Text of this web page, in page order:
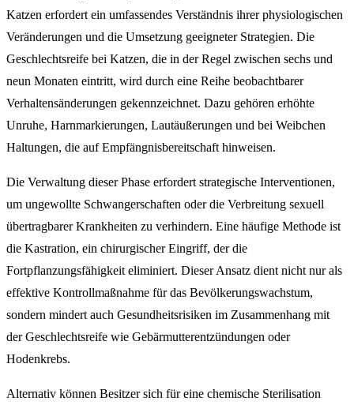
Katzen erfordert ein umfassendes Verständnis ihrer physiologischen
Veränderungen und die Umsetzung geeigneter Strategien. Die
Geschlechtsreife bei Katzen, die in der Regel zwischen sechs und
neun Monaten eintritt, wird durch eine Reihe beobachtbarer
Verhaltensänderungen gekennzeichnet. Dazu gehören erhöhte
Unruhe, Harnmarkierungen, Lautäußerungen und bei Weibchen
Haltungen, die auf Empfängnisbereitschaft hinweisen.
Die Verwaltung dieser Phase erfordert strategische Interventionen,
um ungewollte Schwangerschaften oder die Verbreitung sexuell
übertragbarer Krankheiten zu verhindern. Eine häufige Methode ist
die Kastration, ein chirurgischer Eingriff, der die
Fortpflanzungsfähigkeit eliminiert. Dieser Ansatz dient nicht nur als
effektive Kontrollmaßnahme für das Bevölkerungswachstum,
sondern mindert auch Gesundheitsrisiken im Zusammenhang mit
der Geschlechtsreife wie Gebärmutterentzündungen oder
Hodenkrebs.
Alternativ können Besitzer sich für eine chemische Sterilisation